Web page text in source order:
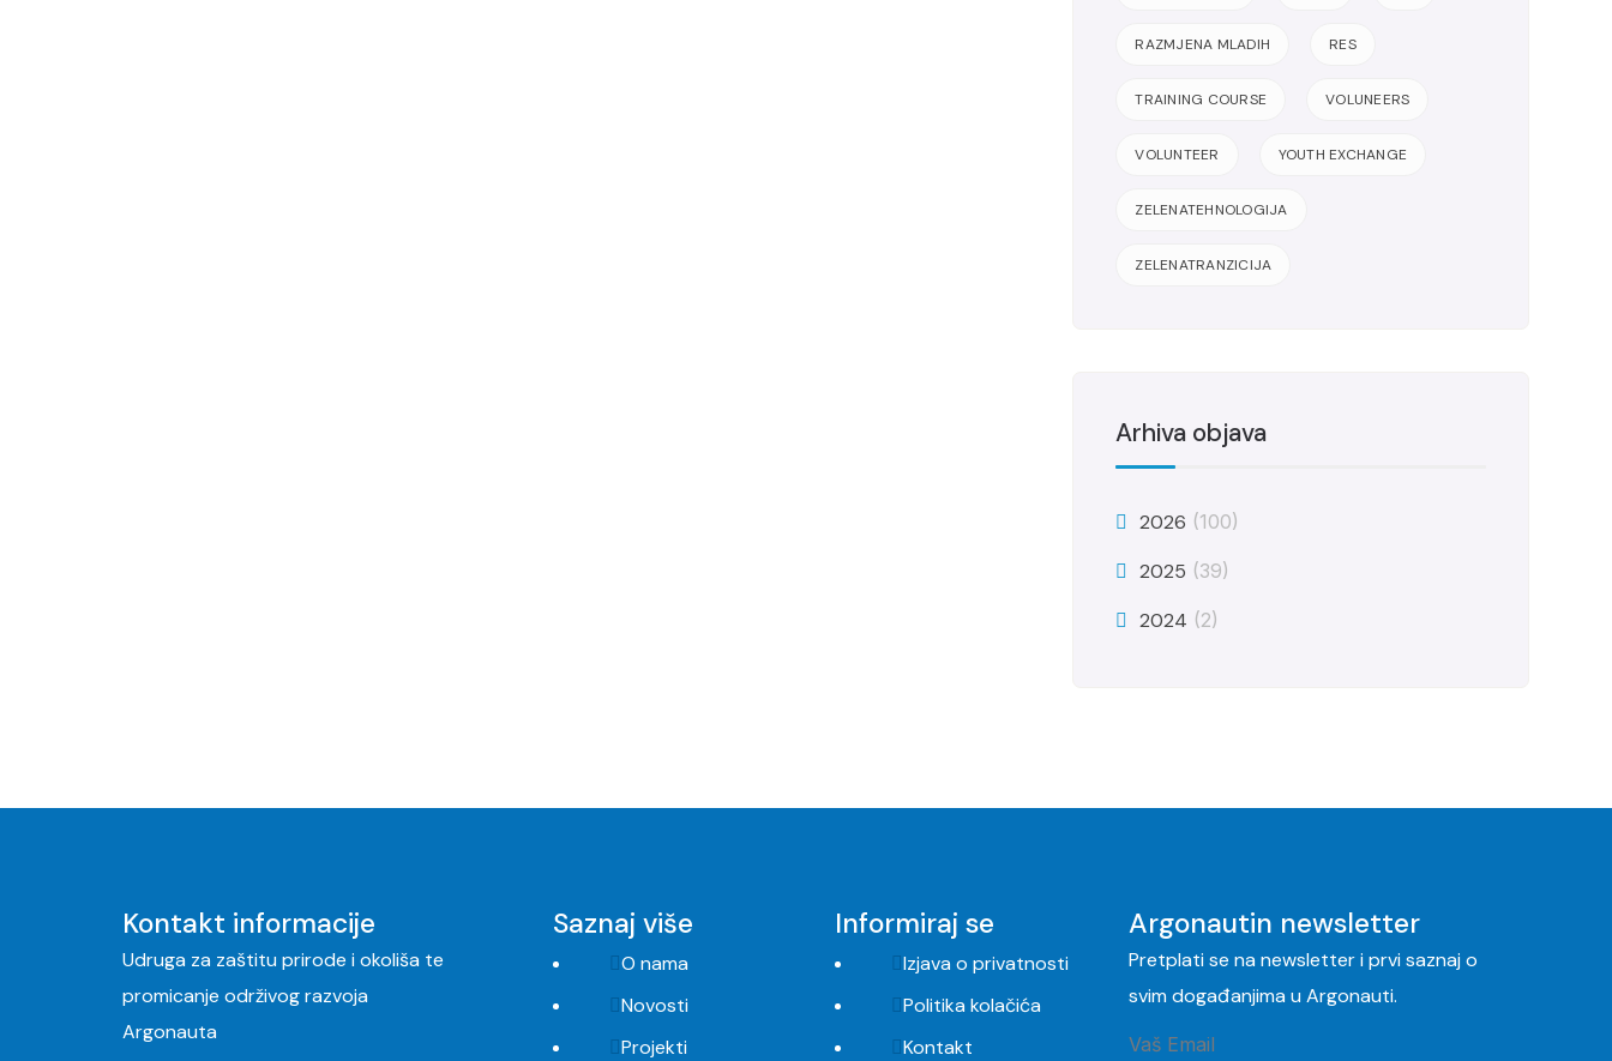
RAZMJENA MLADIH RES
TRAINING COURSE VOLUNEERS
VOLUNTEER YOUTH EXCHANGE
ZELENATEHNOLOGIJA
ZELENATRANZICIJA
Arhiva objava
2026 (100)
2025 (39)
2024 (2)
Kontakt informacije
Udruga za zaštitu prirode i okoliša te
promicanje održivog razvoja
Argonauta
Saznaj više
O nama
Novosti
Projekti
Informiraj se
Izjava o privatnosti
Politika kolačića
Kontakt
Argonautin newsletter
Pretplati se na newsletter i prvi saznaj o
svim događanjima u Argonauti.
Vaš Email